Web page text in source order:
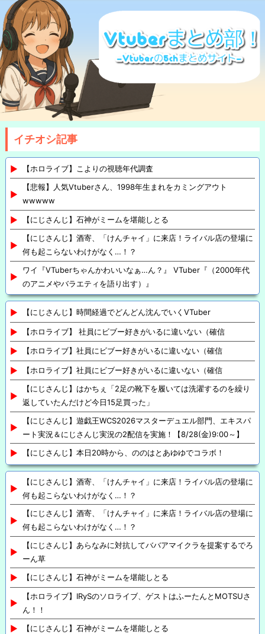
イチオシ記事
【ホロライブ】こよりの視聴年代調査
【悲報】人気Vtuberさん、1998年生まれをカミングアウト
wwwww
【にじさんじ】石神がミームを堪能しとる
【にじさんじ】酒寄、「けんチャイ」に来店！ライバル店の登場に
何も起こらないわけがなく…！？
ワイ『VTuberちゃんかわいいなぁ…ん？』 VTuber『（2000年代
のアニメやバラエティを語り出す）』
【にじさんじ】時間経過でどんどん沈んでいくVTuber
【ホロライブ】 社員にビブー好きがいるに違いない（確信
【ホロライブ】社員にビブー好きがいるに違いない（確信
【ホロライブ】社員にビブー好きがいるに違いない（確信
【にじさんじ】はかちぇ「2足の靴下を履いては洗濯するのを繰り
返していたんだけど今日15足買った」
【にじさんじ】遊戯王WCS2026マスターデュエル部門、エキスパ
ート実況＆にじさんじ実況の2配信を実施！【8/28(金)9:00～】
【にじさんじ】本日20時から、ののはとあゆゆでコラボ！
【にじさんじ】酒寄、「けんチャイ」に来店！ライバル店の登場に
何も起こらないわけがなく…！？
【にじさんじ】酒寄、「けんチャイ」に来店！ライバル店の登場に
何も起こらないわけがなく…！？
【にじさんじ】あらなみに対抗してババアマイクラを提案するでろ
ーん草
【にじさんじ】石神がミームを堪能しとる
【ホロライブ】IRySのソロライブ、ゲストはふーたんとMOTSUさ
ん！！
【にじさんじ】石神がミームを堪能しとる